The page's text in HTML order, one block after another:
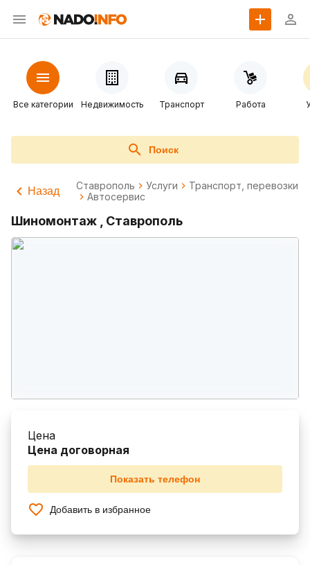
Все категории Недвижимость Транспорт Работа
Поиск
Назад Ставрополь Услуги
Транспорт, перевозки
Автосервис
Шиномонтаж , Ставрополь
Цена
Цена договорная
Показать телефон
Добавить в избранное